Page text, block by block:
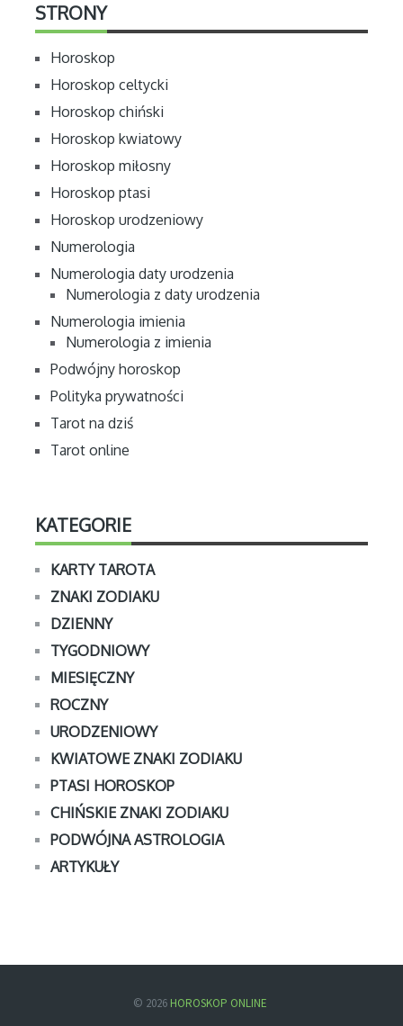
STRONY
Horoskop
Horoskop celtycki
Horoskop chiński
Horoskop kwiatowy
Horoskop miłosny
Horoskop ptasi
Horoskop urodzeniowy
Numerologia
Numerologia daty urodzenia
Numerologia z daty urodzenia
Numerologia imienia
Numerologia z imienia
Podwójny horoskop
Polityka prywatności
Tarot na dziś
Tarot online
KATEGORIE
KARTY TAROTA
ZNAKI ZODIAKU
DZIENNY
TYGODNIOWY
MIESIĘCZNY
ROCZNY
URODZENIOWY
KWIATOWE ZNAKI ZODIAKU
PTASI HOROSKOP
CHIŃSKIE ZNAKI ZODIAKU
PODWÓJNA ASTROLOGIA
ARTYKUŁY
© 2026 HOROSKOP ONLINE